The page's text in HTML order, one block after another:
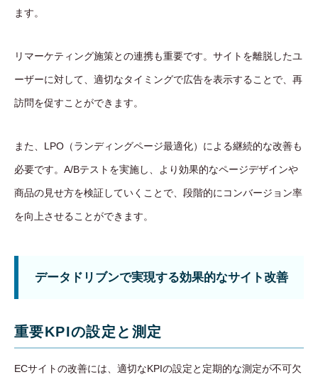
ます。
リマーケティング施策との連携も重要です。サイトを離脱したユ
ーザーに対して、適切なタイミングで広告を表示することで、再
訪問を促すことができます。
また、LPO（ランディングページ最適化）による継続的な改善も
必要です。A/Bテストを実施し、より効果的なページデザインや
商品の見せ方を検証していくことで、段階的にコンバージョン率
を向上させることができます。
データドリブンで実現する効果的なサイト改善
重要KPIの設定と測定
ECサイトの改善には、適切なKPIの設定と定期的な測定が不可欠